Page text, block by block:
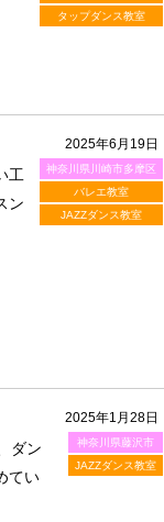
タップダンス教室
2025年6月19日
神奈川県川崎市多摩区
バレエ教室
JAZZダンス教室
工
ン
2025年1月28日
神奈川県藤沢市
JAZZダンス教室
ダン
てい